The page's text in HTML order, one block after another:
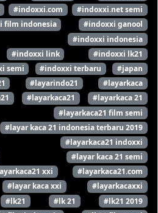
#indoxxi.com
#indoxxi.net semi
film indonesia
#indoxxi ganool
#indoxxi indonesia
#indoxxi link
#indoxxi lk21
semi #indoxxi terbaru
#japan
#layarindo21
#layarkaca
#layarkaca21
#layarkaca 21
#layarkaca21 film semi
#layar kaca 21 indonesia terbaru 2019
#layarkaca21 indoxxi
#layar kaca 21 semi
xxi
#layarkaca21.com
#layar kaca xxi
#layarkacaxxi
#lk21 #lk 21
#lk21 2019